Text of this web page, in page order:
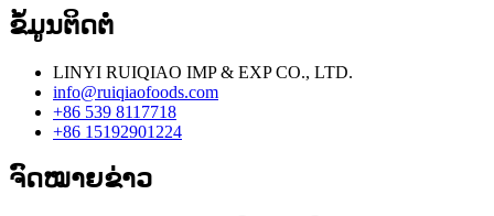
ຂໍ້​ມູນ​ຕິດ​ຕໍ່
LINYI RUIQIAO IMP & EXP CO., LTD.
info@ruiqiaofoods.com
+86 539 8117718
+86 15192901224
ຈົດໝາຍຂ່າວ